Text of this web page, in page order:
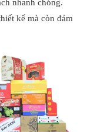
nhanh chóng.
kế mà còn đảm